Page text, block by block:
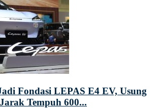
Fondasi LEPAS E4 EV, Usung
Tempuh 600...